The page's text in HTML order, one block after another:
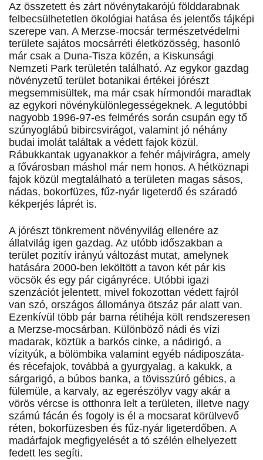
Az összetett és zárt növénytakarójú földdarabnak
felbecsülhetetlen ökológiai hatása és jelentős tájképi
szerepe van. A Merzse-mocsár természetvédelmi
területe sajátos mocsárréti életközösség, hasonló
már csak a Duna-Tisza közén, a Kiskunsági
Nemzeti Park területén található. Az egykor gazdag
növényzetű terület botanikai értékei jórészt
megsemmisültek, ma már csak hírmondói maradtak
az egykori növénykülönlegességeknek. A legutóbbi
nagyobb 1996-97-es felmérés során csupán egy tő
szúnyoglábú bibircsvirágot, valamint jó néhány
budai imolát találtak a védett fajok közül.
Rábukkantak ugyanakkor a fehér májvirágra, amely
a fővárosban máshol már nem honos. A hétköznapi
fajok közül megtalálható a területen magas sásos,
nádas, bokorfüzes, fűz-nyár ligeterdő és száradó
kékperjés láprét is.
A jórészt tönkrement növényvilág ellenére az
állatvilág igen gazdag. Az utóbb időszakban a
terület pozitív irányú változást mutat, amelynek
hatására 2000-ben leköltött a tavon két pár kis
vöcsök és egy pár cigányréce. Utóbbi igazi
szenzációt jelentett, mivel fokozottan védett fajról
van szó, országos állománya ötszáz pár alatt van.
Ezenkívül több pár barna rétihéja költ rendszeresen
a Merzse-mocsárban. Különböző nádi és vízi
madarak, köztük a barkós cinke, a nádirigó, a
vízityúk, a bölömbika valamint egyéb nádiposzáta-
és récefajok, továbbá a gyurgyalag, a kakukk, a
sárgarigó, a búbos banka, a tövisszúró gébics, a
fülemüle, a karvaly, az egerészölyv vagy akár a
vörös vércse is otthonra lelt a területen, illetve nagy
számú fácán és fogoly is él a mocsarat körülvevő
réten, bokorfüzesben és fűz-nyár ligeterdőben. A
madárfajok megfigyelését a tó szélén elhelyezett
fedett les segíti.